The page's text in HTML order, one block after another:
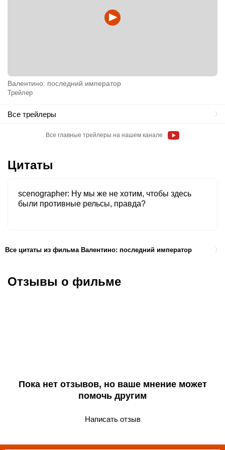
Валентино: последний император
Трейлер
Все трейлеры
Все главные трейлеры на нашем канале
Цитаты
scenographer Ну мы же не хотим, чтобы здесь
были противные рельсы, правда?
Все цитаты из фильма Валентино: последний император
Отзывы о фильме
Пока нет отзывов, но ваше мнение может
помочь другим
Написать отзыв